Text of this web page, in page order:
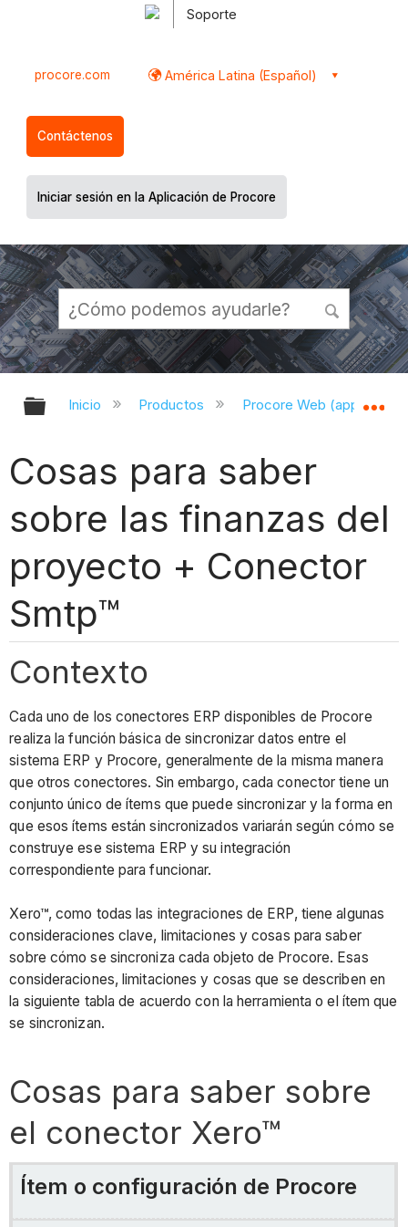
Soporte
procore.com América Latina (Español)
Contáctenos
Iniciar sesión en la Aplicación de Procore
Expandir/contraer jerarquía global
Inicio Productos Procore Web
Cosas para saber
sobre las finanzas del
proyecto + Conector
Smtp™
Contexto
Cada uno de los conectores ERP disponibles de Procore
realiza la función básica de sincronizar datos entre el
sistema ERP y Procore, generalmente de la misma manera
que otros conectores. Sin embargo, cada conector tiene un
conjunto único de ítems que puede sincronizar y la forma en
que esos ítems están sincronizados variarán según cómo se
construye ese sistema ERP y su integración
correspondiente para funcionar.
Xero™, como todas las integraciones de ERP, tiene algunas
consideraciones clave, limitaciones y cosas para saber
sobre cómo se sincroniza cada objeto de Procore. Esas
consideraciones, limitaciones y cosas que se describen en
la siguiente tabla de acuerdo con la herramienta o el ítem que
se sincronizan.
Cosas para saber sobre
el conector Xero™
Ítem o configuración de Procore